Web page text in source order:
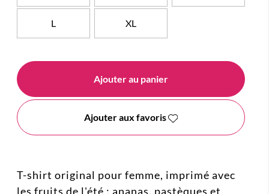
L XL
Ajouter au panier
Ajouter aux favoris
T-shirt original pour femme, imprimé avec
les fruits de l'été : ananas, pastèques et